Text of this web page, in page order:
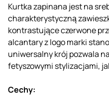
Kurtka zapinana jest na
charakterystyczną
kontrastujące czerwone
alcantary z logo marki
uniwersalny krój pozwala
fetyszowymi stylizacjami,
Cechy: